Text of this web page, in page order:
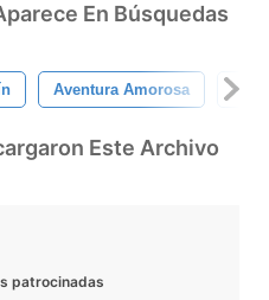
En Búsquedas
Aventura Amorosa
Este Archivo
patrocinadas